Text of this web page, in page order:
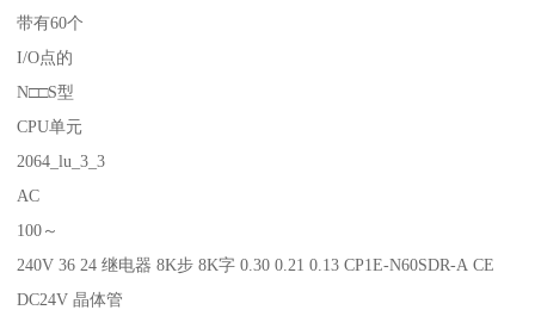
带有60个
I/O点的
N□□S型
CPU单元
2064_lu_3_3
AC
100～
240V 36 24 继电器 8K步 8K字 0.30 0.21 0.13 CP1E-N60SDR-A CE
DC24V 晶体管